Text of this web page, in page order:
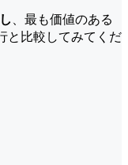
、最も価値のある
と比較してみてくだ